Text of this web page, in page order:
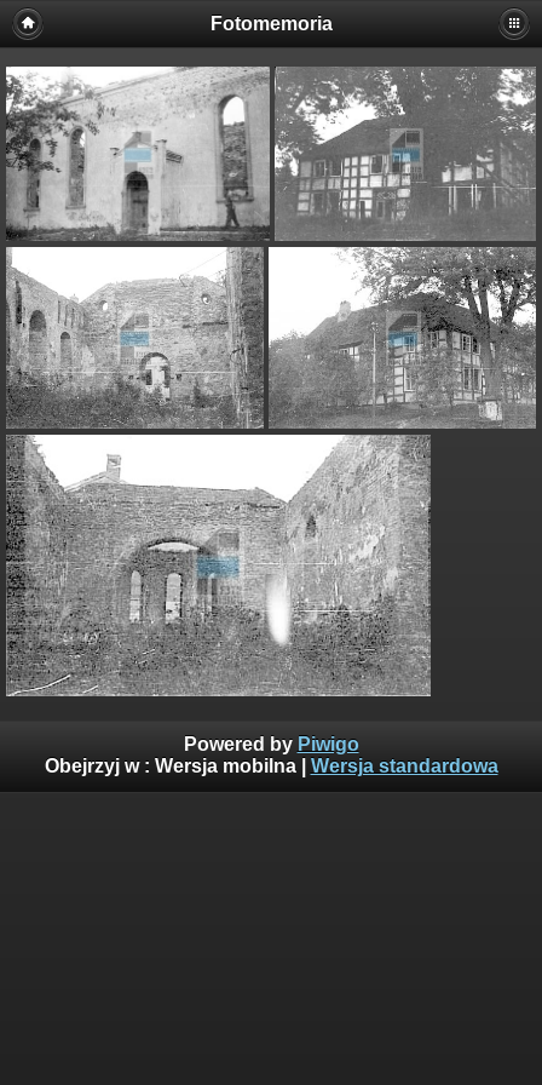
Fotomemoria
Powered by Piwigo
Obejrzyj w : Wersja mobilna| Wersja standardowa